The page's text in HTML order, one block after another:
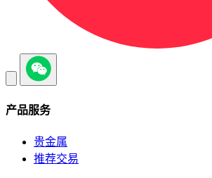
产品服务
贵金属
推荐交易